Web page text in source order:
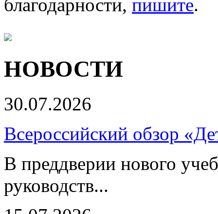
благодарности, пишите.
НОВОСТИ
30.07.2026
Всероссийский обзор
В преддверии нового
руководств...